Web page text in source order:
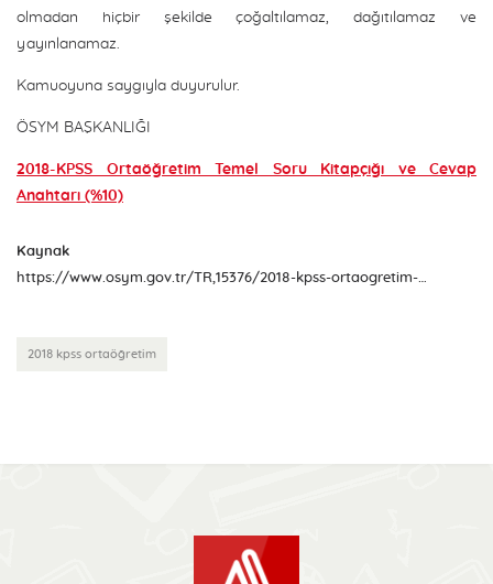
olmadan hiçbir şekilde çoğaltılamaz, dağıtılamaz ve
yayınlanamaz.
Kamuoyuna saygıyla duyurulur.
ÖSYM BAŞKANLIĞI
2018-KPSS Ortaöğretim Temel Soru Kitapçığı ve Cevap
Anahtarı (%10)
Kaynak
https://www.osym.gov.tr/TR,15376/2018-kpss-ortaogretim-temel-soru-kitapcigi-ve-cevap-anahtari-yayimlandi-09102018.html
2018 kpss ortaöğretim